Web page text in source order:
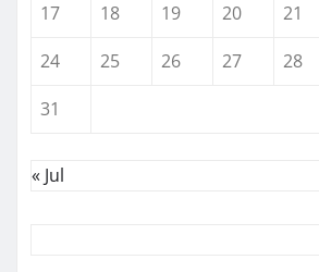
17
18 19 20 21
24
25 26 27 28
31
« Jul